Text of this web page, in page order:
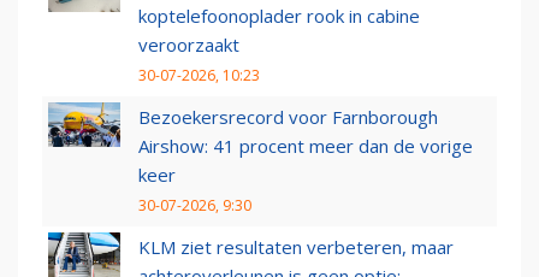
koptelefoonoplader rook in cabine
veroorzaakt
30-07-2026, 10:23
Bezoekersrecord voor Farnborough
Airshow: 41 procent meer dan de vorige
keer
30-07-2026, 9:30
KLM ziet resultaten verbeteren, maar